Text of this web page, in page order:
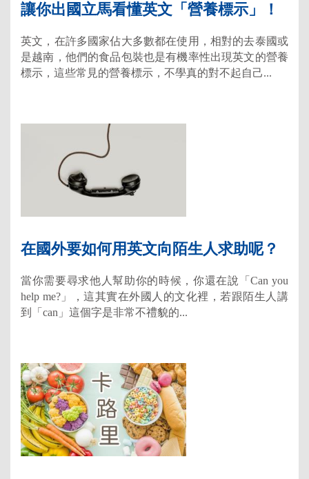
讓你出國立馬看懂英文「營養標示」！
英文，在許多國家佔大多數都在使用，相對的去泰國或
是越南，他們的食品包裝也是有機率性出現英文的營養
標示，這些常見的營養標示，不學真的對不起自己...
在國外要如何用英文向陌生人求助呢？
當你需要尋求他人幫助你的時候，你還在說「Can you
help me?」，這其實在外國人的文化裡，若跟陌生人講
到「can」這個字是非常不禮貌的...